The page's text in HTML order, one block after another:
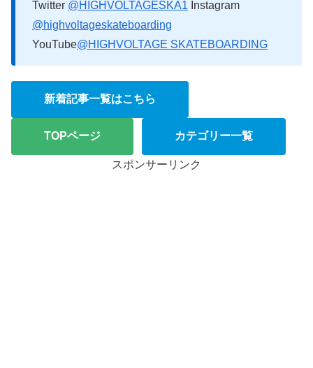
Twitter @HIGHVOLTAGESKA1 Instagram
@highvoltageskateboarding
YouTube@HIGHVOLTAGE SKATEBOARDING
新着記事一覧はこちら
TOPページ カテゴリー一覧
スポンサーリンク